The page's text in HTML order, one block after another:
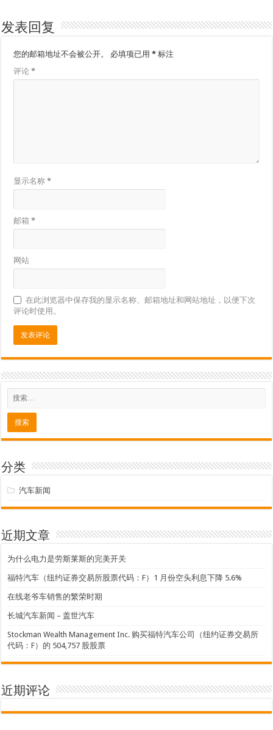
发表回复
您的邮箱地址不会被公开。 必填项已用* 标注
评论*
显示名称*
邮箱*
网站
在此浏览器中保存我的显示名称、邮箱地址和网站地址，以便下次
评论时使用。
分类
汽车新闻
近期文章
为什么电力是劳斯莱斯的完美开关
福特汽车（纽约证券交易所股票代码：F）1 月份空头利息下降 5.6%
在线老爷车销售的繁荣时期
长城汽车新闻 – 盖世汽车
Stockman Wealth Management Inc. 购买福特汽车公司（纽约证券交易所
代码：F）的 504,757 股股票
近期评论